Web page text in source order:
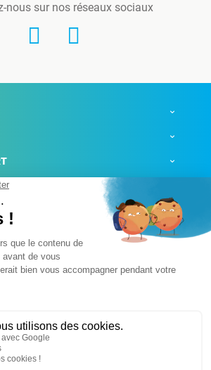
nous sur nos réseaux sociaux
Mentions légales
générales de ventes
de signalement